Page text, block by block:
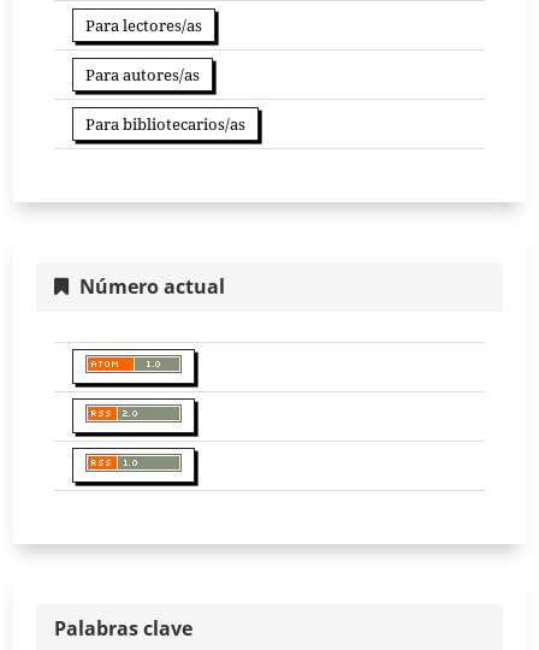
Para lectores/as
Para autores/as
Para bibliotecarios/as
Número actual
Palabras clave